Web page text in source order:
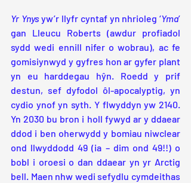
Yr Ynys yw’r llyfr cyntaf yn nhrioleg ‘Yma’
gan Lleucu Roberts (awdur profiadol
sydd wedi ennill nifer o wobrau), ac fe
gomisiynwyd y gyfres hon ar gyfer plant
yn eu harddegau hŷn. Roedd y prif
destun, sef dyfodol ôl-apocalyptig, yn
cydio ynof yn syth. Y flwyddyn yw 2140.
Yn 2030 bu bron i holl fywyd ar y ddaear
ddod i ben oherwydd y bomiau niwclear
ond llwyddodd 49 (ia – dim ond 49!!) o
bobl i oroesi o dan ddaear yn yr Arctig
bell. Maen nhw wedi sefydlu cymdeithas